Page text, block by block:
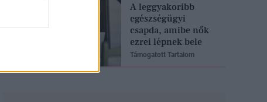
A leggyakoribb
egészségügyi
csapda, amibe nők
ezrei lépnek bele
Támogatott Tartalom